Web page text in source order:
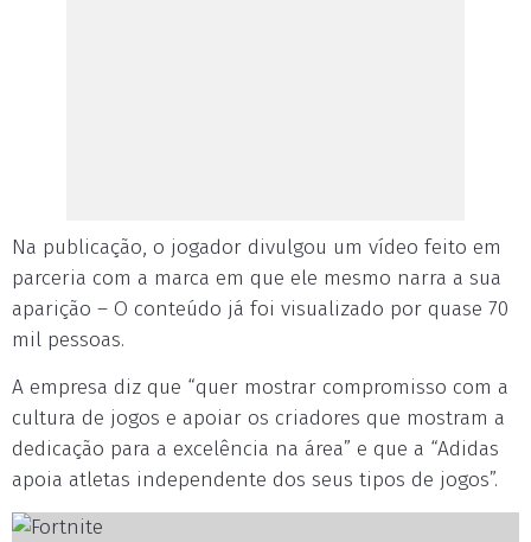
Na publicação, o jogador divulgou um vídeo feito em
parceria com a marca em que ele mesmo narra a sua
aparição – O conteúdo já foi visualizado por quase 70
mil pessoas.
A empresa diz que “quer mostrar compromisso com a
cultura de jogos e apoiar os criadores que mostram a
dedicação para a excelência na área” e que a “Adidas
apoia atletas independente dos seus tipos de jogos”.